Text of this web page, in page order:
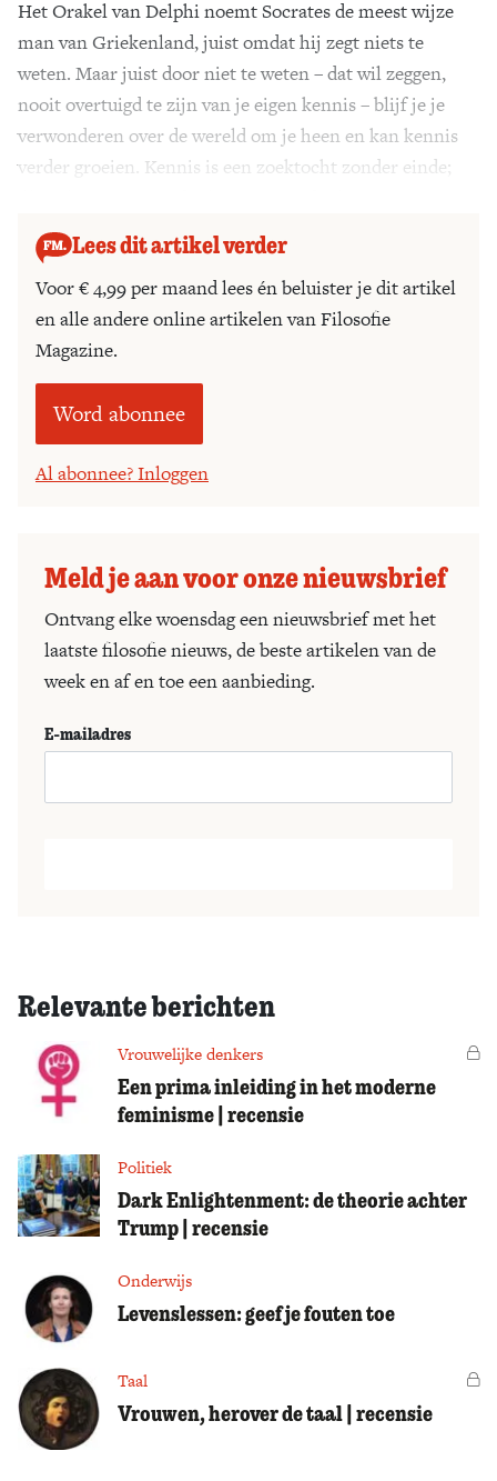
Het Orakel van Delphi noemt Socrates de meest wijze
man van Griekenland, juist omdat hij zegt niets te
weten. Maar juist door niet te weten – dat wil zeggen,
nooit overtuigd te zijn van je eigen kennis – blijf je je
verwonderen over de wereld om je heen en kan kennis
verder groeien. Kennis is een zoektocht zonder einde;
Lees dit artikel verder
Voor € 4,99 per maand lees én beluister je dit artikel
en alle andere online artikelen van Filosofie
Magazine.
Word abonnee
Al abonnee? Inloggen
Meld je aan voor onze nieuwsbrief
Ontvang elke woensdag een nieuwsbrief met het
laatste filosofie nieuws, de beste artikelen van de
week en af en toe een aanbieding.
E-mailadres
Relevante berichten
Vrouwelijke denkers
Een prima inleiding in het moderne
feminisme | recensie
Politiek
Dark Enlightenment: de theorie achter
Trump | recensie
Onderwijs
Levenslessen: geef je fouten toe
Taal
Vrouwen, herover de taal | recensie